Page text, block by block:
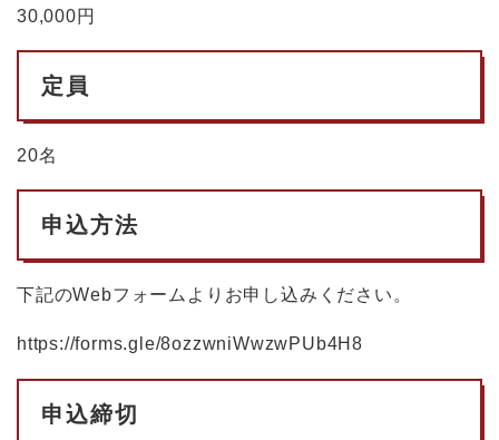
30,000円
定員
20名
申込方法
下記のWebフォームよりお申し込みください。
https://forms.gle/8ozzwniWwzwPUb4H8
申込締切